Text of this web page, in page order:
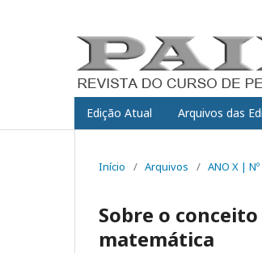
Edição Atual Arquivos das
Início / Arquivos / ANO X |
Sobre o
matemática